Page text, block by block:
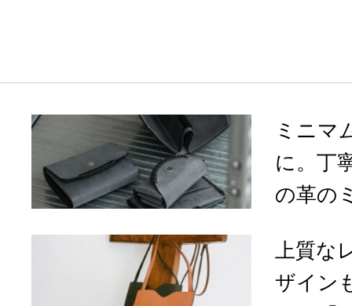
ミニマ
に。丁
の革の
上質な
ザイン